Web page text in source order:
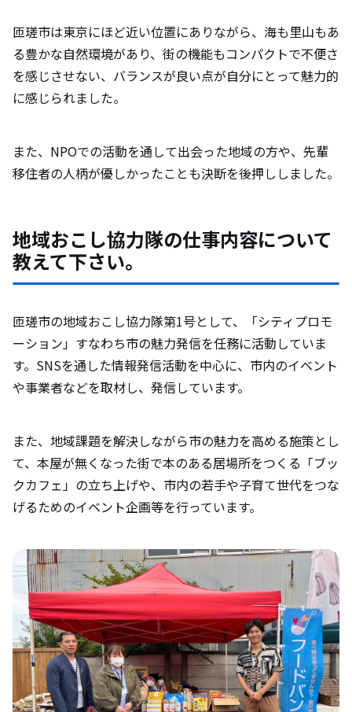
匝瑳市は東京にほど近い位置にありながら、海も里山もあ
る豊かな自然環境があり、街の機能もコンパクトで不便さ
を感じさせない、バランスが良い点が自分にとって魅力的
に感じられました。
また、NPOでの活動を通して出会った地域の方や、先輩
移住者の人柄が優しかったことも決断を後押ししました。
地域おこし協力隊の仕事内容について
教えて下さい。
匝瑳市の地域おこし協力隊第1号として、「シティプロモ
ーション」すなわち市の魅力発信を任務に活動していま
す。SNSを通した情報発信活動を中心に、市内のイベント
や事業者などを取材し、発信しています。
また、地域課題を解決しながら市の魅力を高める施策とし
て、本屋が無くなった街で本のある居場所をつくる「ブッ
クカフェ」の立ち上げや、市内の若手や子育て世代をつな
げるためのイベント企画等を行っています。